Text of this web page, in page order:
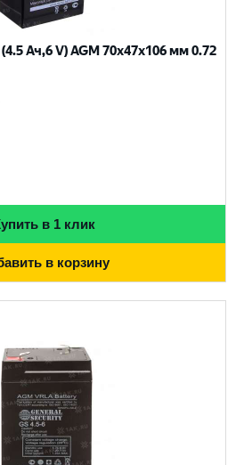
Ач,6 V) AGM 70x47x106 мм 0.72
в 1 клик
в корзину